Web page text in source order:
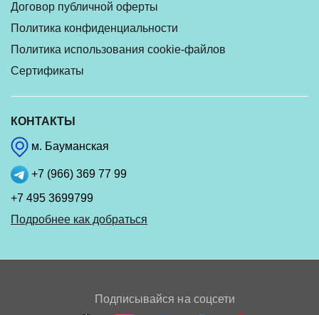
Договор публичной оферты
Политика конфиденциальности
Политика использования cookie-файлов
Сертификаты
КОНТАКТЫ
м. Бауманская
+7 (966) 369 77 99
+7 495 3699799
Подробнее как добраться
Подписывайся на соцсети